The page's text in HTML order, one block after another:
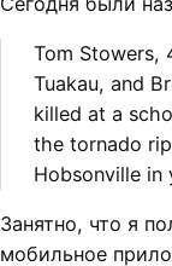
Tom Stowers,
Tuakau, and
killed at a
the tornado
Hobsonville in
Занятно, что я
мобильное